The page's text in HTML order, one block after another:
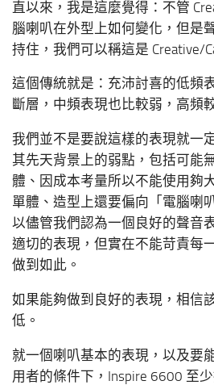
直以來，我是這麼覺得：不管
腦喇叭在外型上如何變化，但是
持住，我們可以稱這是 Creative/
這個傳統就是：充沛討喜的低頻
斷層，中頻表現也比較弱，高頻
我們並不是要說這樣的表現就一
其先天背景上的弱點，包括可能
體、因成本考量所以不能使用夠
單體、造型上還要偏向「電腦喇
以儘管我們認為一個良好的聲音
適切的表現，但實在不能苛責每
做到如此。
如果能夠做到良好的表現，相信
低。
就一個喇叭基本的表現，以及要
用者的條件下，Inspire 6600 至